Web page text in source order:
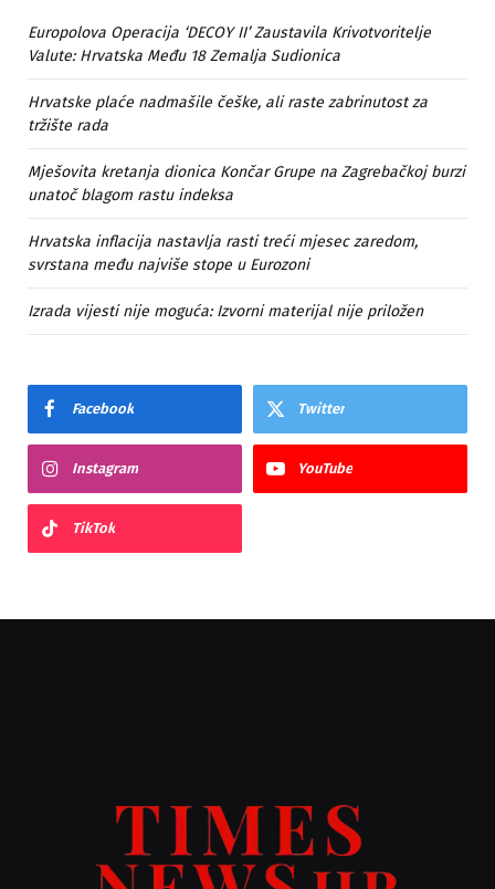
Europolova Operacija ‘DECOY II’ Zaustavila Krivotvoritelje
Valute: Hrvatska Među 18 Zemalja Sudionica
Hrvatske plaće nadmašile češke, ali raste zabrinutost za
tržište rada
Mješovita kretanja dionica Končar Grupe na Zagrebačkoj burzi
unatoč blagom rastu indeksa
Hrvatska inflacija nastavlja rasti treći mjesec zaredom,
svrstana među najviše stope u Eurozoni
Izrada vijesti nije moguća: Izvorni materijal nije priložen
Facebook Twitter
Instagram YouTube
TikTok